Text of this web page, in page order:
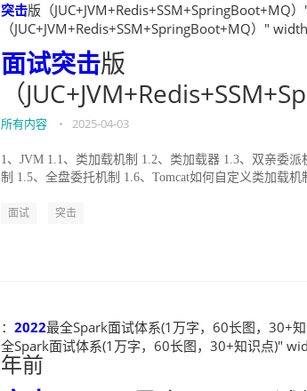
突击版（JUC+JVM+Redis+SSM+SpringBoot+MQ
（JUC+JVM+Redis+SSM+SpringBoot+MQ）"
面试突击版
（
所有内容 • 2025-04-03
1、JVM 1.1、类加载机制 1.2、类加载器 1.3、双亲委
制 1.5、全盘委托机制 1.6、Tomcat如何自定义类加载
面试 突击
： 2022最全Spark面试体系(1万字，60长图，30+
全Spark面试体系(1万字，60长图，30+知识点)"
年前